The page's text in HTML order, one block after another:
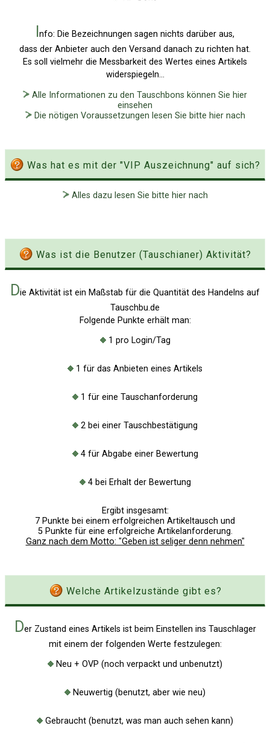
Erweitere Suche
Zufallsartikel
Kategoriewolke
nfo: Die Bezeichnungen sagen nichts darüber aus,
dass der Anbieter auch den Versand danach zu richten hat.
Es soll vielmehr die Messbarkeit des Wertes eines Artikels
widerspiegeln...
Alle Informationen zu den Tauschbons können Sie hier
einsehen
Die nötigen Voraussetzungen lesen Sie bitte hier nach
Was hat es mit der "VIP Auszeichnung" auf sich?
Alles dazu lesen Sie bitte hier nach
Was ist die Benutzer (Tauschianer) Aktivität?
Die Aktivität ist ein Maßstab für die Quantität des Handelns auf
Tauschbu.de
Folgende Punkte erhält man:
1 pro Login/Tag
1 für das Anbieten eines Artikels
1 für eine Tauschanforderung
2 bei einer Tauschbestätigung
4 für Abgabe einer Bewertung
4 bei Erhalt der Bewertung
Ergibt insgesamt:
7 Punkte bei einem erfolgreichen Artikeltausch und
5 Punkte für eine erfolgreiche Artikelanforderung.
Ganz nach dem Motto: "Geben ist seliger denn nehmen"
Welche Artikelzustände gibt es?
Der Zustand eines Artikels ist beim Einstellen ins Tauschlager
mit einem der folgenden Werte festzulegen:
Neu + OVP (noch verpackt und unbenutzt)
Neuwertig (benutzt, aber wie neu)
Gebraucht (benutzt, was man auch sehen kann)